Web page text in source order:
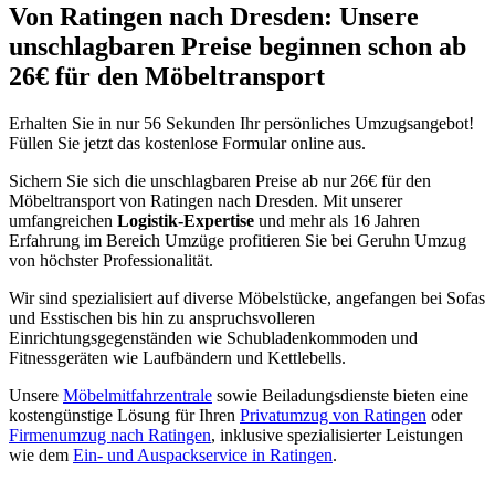
Von Ratingen nach Dresden: Unsere
unschlagbaren Preise beginnen schon ab
26€ für den Möbeltransport
Erhalten Sie in nur 56 Sekunden Ihr persönliches Umzugsangebot!
Füllen Sie jetzt das kostenlose Formular online aus.
Sichern Sie sich die unschlagbaren Preise ab nur 26€ für den
Möbeltransport von Ratingen nach Dresden. Mit unserer
umfangreichen Logistik-Expertise und mehr als 16 Jahren
Erfahrung im Bereich Umzüge profitieren Sie bei Geruhn Umzug
von höchster Professionalität.
Wir sind spezialisiert auf diverse Möbelstücke, angefangen bei Sofas
und Esstischen bis hin zu anspruchsvolleren
Einrichtungsgegenständen wie Schubladenkommoden und
Fitnessgeräten wie Laufbändern und Kettlebells.
Unsere Möbelmitfahrzentrale sowie Beiladungsdienste bieten eine
kostengünstige Lösung für Ihren Privatumzug von Ratingen oder
Firmenumzug nach Ratingen, inklusive spezialisierter Leistungen
wie dem Ein- und Auspackservice in Ratingen.